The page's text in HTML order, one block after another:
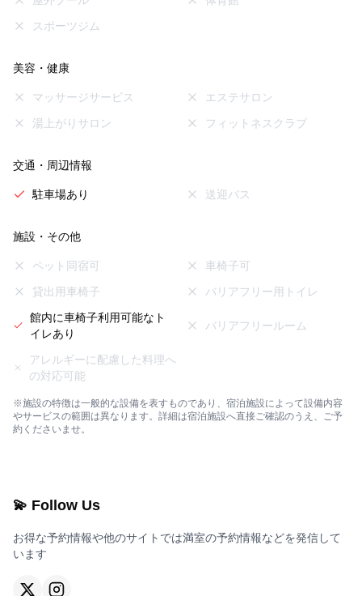
スポーツジム
美容・健康
マッサージサービス
エステサロン
湯上がりサロン
フィットネスクラブ
交通・周辺情報
駐車場あり 送迎バス
施設・その他
ペット同宿可
車椅子可
貸出用車椅子
バリアフリー用トイレ
館内に車椅子利用可能なト
イレあり
バリアフリールーム
アレルギーに配慮した料理へ
の対応可能
※施設の特徴は一般的な設備を表すものであり、宿泊施設によって設備内容
やサービスの範囲は異なります。詳細は宿泊施設へ直接ご確認のうえ、ご予
約くださいませ。
💫 Follow Us
お得な予約情報や他のサイトでは満室の予約情報などを発信して
います